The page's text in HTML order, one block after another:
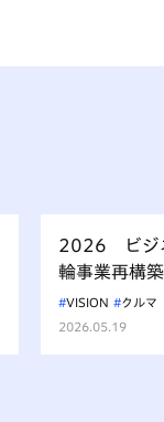
2026 ビジ
輪事業再構
VISION
クルマ
2026.05.19